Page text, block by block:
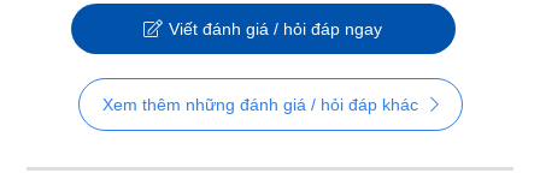
Viết đánh giá / hỏi đáp ngay
Xem thêm những đánh giá / hỏi đáp khác